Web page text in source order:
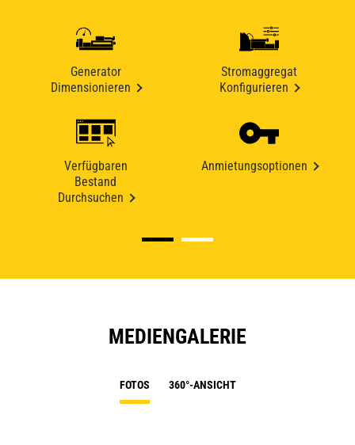
Generator
Dimensionieren
Stromaggregat
Konfigurieren
Verfügbaren
Bestand
Durchsuchen
Anmietungsoptionen
MEDIENGALERIE
FOTOS 360°-ANSICHT